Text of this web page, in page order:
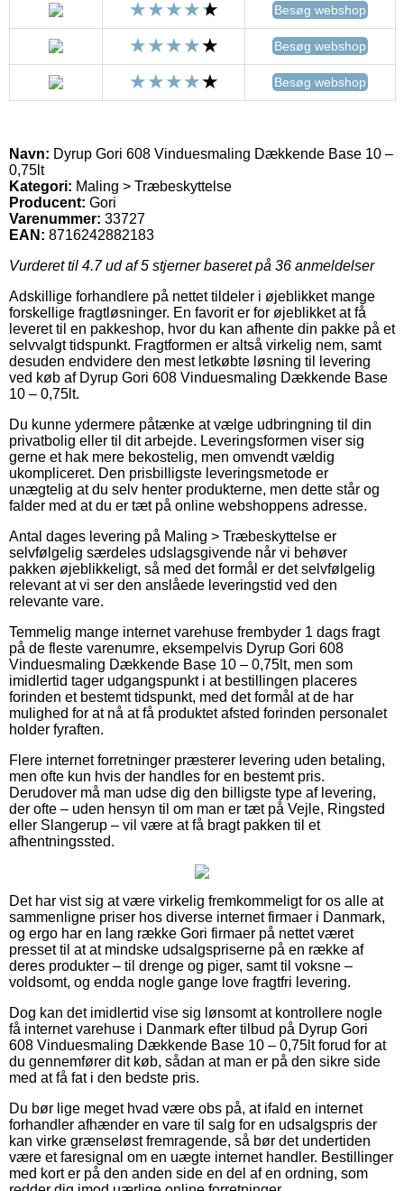
Besøg webshop
Besøg webshop
Besøg webshop
Navn: Dyrup Gori 608 Vinduesmaling Dækkende Base 10 –
0,75lt
Kategori: Maling > Træbeskyttelse
Producent: Gori
Varenummer: 33727
EAN: 8716242882183
Vurderet til 4.7ud af 5 stjerner baseret på 36 anmeldelser
Adskillige forhandlere på nettet tildeler i øjeblikket mange
forskellige fragtløsninger. En favorit er for øjeblikket at få
leveret til en pakkeshop, hvor du kan afhente din pakke på et
selvvalgt tidspunkt. Fragtformen er altså virkelig nem, samt
desuden endvidere den mest letkøbte løsning til levering
ved køb af Dyrup Gori 608 Vinduesmaling Dækkende Base
10 – 0,75lt.
Du kunne ydermere påtænke at vælge udbringning til din
privatbolig eller til dit arbejde. Leveringsformen viser sig
gerne et hak mere bekostelig, men omvendt vældig
ukompliceret. Den prisbilligste leveringsmetode er
unægtelig at du selv henter produkterne, men dette står og
falder med at du er tæt på online webshoppens adresse.
Antal dages levering på Maling > Træbeskyttelse er
selvfølgelig særdeles udslagsgivende når vi behøver
pakken øjeblikkeligt, så med det formål er det selvfølgelig
relevant at vi ser den anslåede leveringstid ved den
relevante vare.
Temmelig mange internet varehuse frembyder 1 dags fragt
på de fleste varenumre, eksempelvis Dyrup Gori 608
Vinduesmaling Dækkende Base 10 – 0,75lt, men som
imidlertid tager udgangspunkt i at bestillingen placeres
forinden et bestemt tidspunkt, med det formål at de har
mulighed for at nå at få produktet afsted forinden personalet
holder fyraften.
Flere internet forretninger præsterer levering uden betaling,
men ofte kun hvis der handles for en bestemt pris.
Derudover må man udse dig den billigste type af levering,
der ofte – uden hensyn til om man er tæt på Vejle, Ringsted
eller Slangerup – vil være at få bragt pakken til et
afhentningssted.
Det har vist sig at være virkelig fremkommeligt for os alle at
sammenligne priser hos diverse internet firmaer i Danmark,
og ergo har en lang række Gori firmaer på nettet været
presset til at at mindske udsalgspriserne på en række af
deres produkter – til drenge og piger, samt til voksne –
voldsomt, og endda nogle gange love fragtfri levering.
Dog kan det imidlertid vise sig lønsomt at kontrollere nogle
få internet varehuse i Danmark efter tilbud på Dyrup Gori
608 Vinduesmaling Dækkende Base 10 – 0,75lt forud for at
du gennemfører dit køb, sådan at man er på den sikre side
med at få fat i den bedste pris.
Du bør lige meget hvad være obs på, at ifald en internet
forhandler afhænder en vare til salg for en udsalgspris der
kan virke grænseløst fremragende, så bør det undertiden
være et faresignal om en uægte internet handler. Bestillinger
med kort er på den anden side en del af en ordning, som